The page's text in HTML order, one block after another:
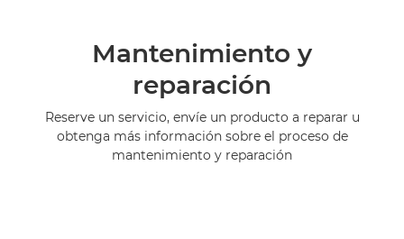
Mantenimiento y
reparación
Reserve un servicio, envíe un producto a reparar u
obtenga más información sobre el proceso de
mantenimiento y reparación